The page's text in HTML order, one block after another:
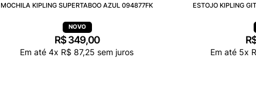
MOCHILA KIPLING SUPERTABOO AZUL 094877FK
R$ 349,00
Em até 4x R$ 87,25 sem juros
ESTOJO KIPLING
Em até 5x